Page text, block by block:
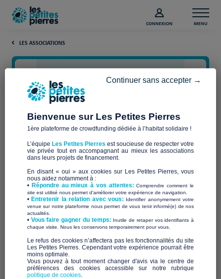
CONNEXION MENU
LES ASSOCIATIONS
Igor LECHARDEUR
Qui sommes-nous ?
Description à venir
Notre mission et nos
engagements
À venir
Bienvenue sur Les Petites Pierres
1ère plateforme de crowdfunding dédiée à l’habitat solidaire !
L’équipe Les Petites Pierres est soucieuse de respecter votre
vie privée tout en accompagnant au mieux les associations
dans leurs projets de financement.
En disant « oui » aux cookies sur Les Petites Pierres, vous
nous aidez notamment à :
• Répondre au mieux à vos attentes:Comprendre comment le
site est utilisé nous permet d'améliorer votre expérience de navigation.
•Entretenir la relation avec vous: Identifier anonymement votre
venue sur notre plateforme nous permet de vous tenir informé(e) de nos
actualités.
​• Vous faire gagner du temps: Inutile de retaper vos identifiants à
chaque visite. Nous les conservons temporairement pour vous.
​Le refus des cookies n’affectera pas les fonctionnalités du site
Les Petites Pierres. Cependant votre expérience pourrait être
moins optimale.​
Vous pouvez à tout moment changer d'avis via le centre de
préférences des cookies accessible sur notre rubrique
politique de cookies
Continuer sans accepter →